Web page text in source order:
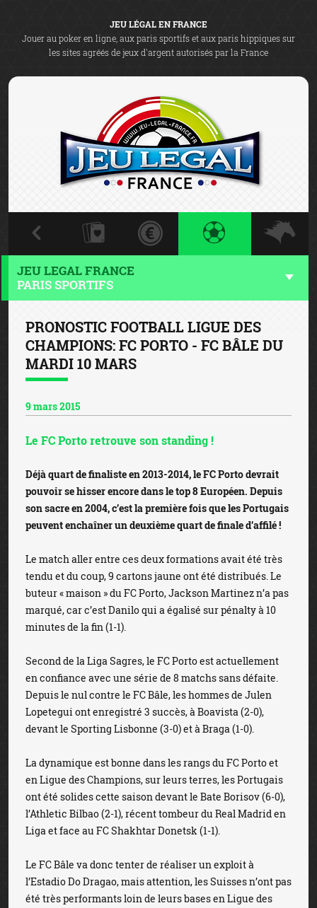
JEU LÉGAL EN FRANCE
Jouer au poker en ligne, aux paris sportifs et aux paris hippiques sur
les sites agréés de jeux d'argent autorisés par la France
JEU LEGAL FRANCE
PARIS SPORTIFS
PRONOSTIC FOOTBALL LIGUE DES
CHAMPIONS: FC PORTO - FC BÂLE DU
MARDI 10 MARS
9 mars 2015
Le FC Porto retrouve son standing !
Déjà quart de finaliste en 2013-2014, le FC Porto devrait
pouvoir se hisser encore dans le top 8 Européen. Depuis
son sacre en 2004, c’est la première fois que les Portugais
peuvent enchaîner un deuxième quart de finale d’affilé !
Le match aller entre ces deux formations avait été très
tendu et du coup, 9 cartons jaune ont été distribués. Le
buteur « maison » du FC Porto, Jackson Martinez n’a pas
marqué, car c’est Danilo qui a égalisé sur pénalty à 10
minutes de la fin (1-1).
Second de la Liga Sagres, le FC Porto est actuellement
en confiance avec une série de 8 matchs sans défaite.
Depuis le nul contre le FC Bâle, les hommes de Julen
Lopetegui ont enregistré 3 succès, à Boavista (2-0),
devant le Sporting Lisbonne (3-0) et à Braga (1-0).
La dynamique est bonne dans les rangs du FC Porto et
en Ligue des Champions, sur leurs terres, les Portugais
ont été solides cette saison devant le Bate Borisov (6-0),
l’Athletic Bilbao (2-1), récent tombeur du Real Madrid en
Liga et face au FC Shakhtar Donetsk (1-1).
Le FC Bâle va donc tenter de réaliser un exploit à
l’Estadio Do Dragao, mais attention, les Suisses n’ont pas
été très performants loin de leurs bases en Ligue des